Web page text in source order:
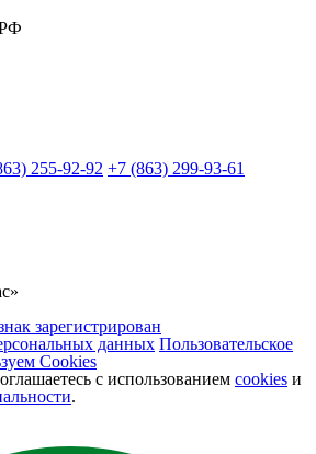
255-92-92 +7 (863) 299-93-61
зарегистрирован
данных Пользовательское
Cookies
с использованием cookies и
.